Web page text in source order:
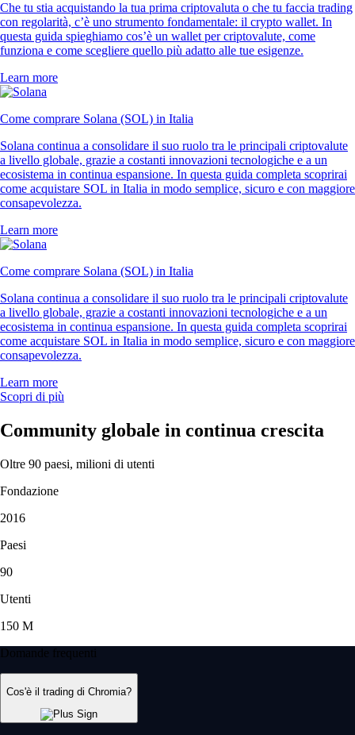
Che tu stia acquistando la tua prima criptovaluta o che tu faccia trading
con regolarità, c’è uno strumento fondamentale: il crypto wallet. In
questa guida spieghiamo cos’è un wallet per criptovalute, come
funziona e come scegliere quello più adatto alle tue esigenze.
Learn more
Come comprare Solana (SOL) in Italia
Solana continua a consolidare il suo ruolo tra le principali criptovalute
a livello globale, grazie a costanti innovazioni tecnologiche e a un
ecosistema in continua espansione. In questa guida completa scoprirai
come acquistare SOL in Italia in modo semplice, sicuro e con maggiore
consapevolezza.
Learn more
Come comprare Solana (SOL) in Italia
Solana continua a consolidare il suo ruolo tra le principali criptovalute
a livello globale, grazie a costanti innovazioni tecnologiche e a un
ecosistema in continua espansione. In questa guida completa scoprirai
come acquistare SOL in Italia in modo semplice, sicuro e con maggiore
consapevolezza.
Learn more
Scopri di più
Community globale in continua crescita
Oltre 90 paesi, milioni di utenti
Fondazione
2016
Paesi
90
Utenti
150 M
Domande frequenti
Cos'è il trading di Chromia?